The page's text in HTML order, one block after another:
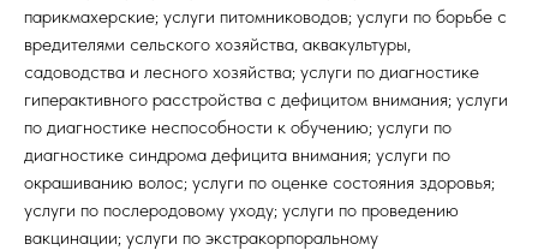
парикмахерские; услуги питомниководов; услуги по борьбе с
вредителями сельского хозяйства, аквакультуры,
садоводства и лесного хозяйства; услуги по диагностике
гиперактивного расстройства с дефицитом внимания; услуги
по диагностике неспособности к обучению; услуги по
диагностике синдрома дефицита внимания; услуги по
окрашиванию волос; услуги по оценке состояния здоровья;
услуги по послеродовому уходу; услуги по проведению
вакцинации; услуги по экстракорпоральному